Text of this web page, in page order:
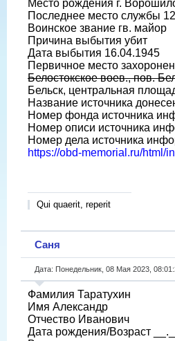
Место рождения г.
Последнее место службы
Воинское звание гв. майор
Причина выбытия убит
Дата выбытия 16.04.1945
Первичное место
Белостокское воев., пов.
Бельск, центральная
Название источника
Номер фонда источника
Номер описи источника
Номер дела источника
https://obd-memorial.ru/html/
Qui quaerit, reperit
Саня
Дата: Понедельник, 08 Мая 2023,
Фамилия Таратухин
Имя Александр
Отчество Иванович
Дата рождения/Возраст